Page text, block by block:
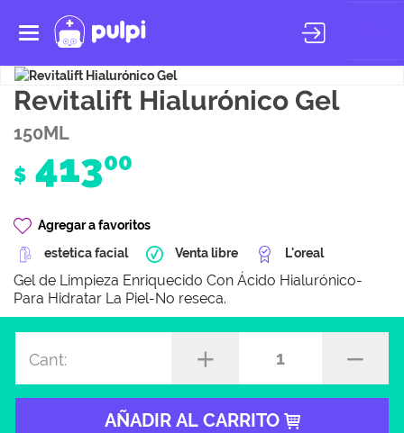
Toggle
navigation
Revitalift Hialurónico Gel
150ML
$ 41300
Agregar a favoritos
estetica facial
Venta libre L'oreal
Gel de Limpieza Enriquecido Con Ácido Hialurónico-
Para Hidratar La Piel-No reseca.
Cant: 1
AÑADIR AL CARRITO